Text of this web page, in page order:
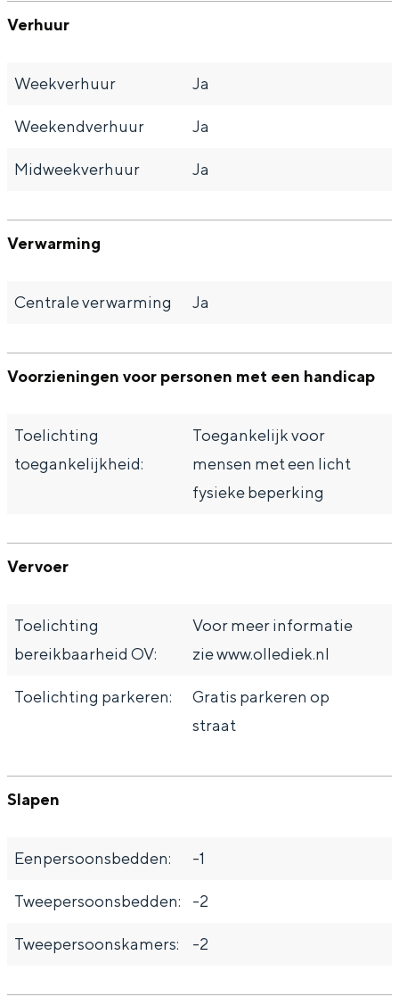
Verhuur
Weekverhuur Ja
Weekendverhuur Ja
Midweekverhuur Ja
Verwarming
Centrale verwarming Ja
Voorzieningen voor personen met een handicap
Toelichting
toegankelijkheid:
Toegankelijk voor
mensen met een licht
fysieke beperking
Vervoer
Toelichting
bereikbaarheid OV:
Voor meer informatie
zie www.ollediek.nl
Toelichting parkeren:
Gratis parkeren op
straat
Slapen
Eenpersoonsbedden: -1
Tweepersoonsbedden: -2
Tweepersoonskamers: -2